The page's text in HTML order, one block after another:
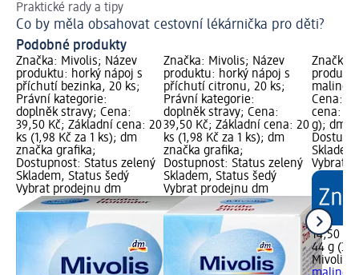
Praktické rady a tipy
Co by měla obsahovat cestovní lékárnička pro děti?
Podobné produkty
Značka: Mivolis; Název
produktu: horký nápoj s
příchutí bezinka, 20 ks;
Právní kategorie:
doplněk stravy; Cena:
39,50 Kč; Základní cena: 20
ks (1,98 Kč za 1 ks); dm
značka grafika;
Dostupnost: Status zelený
Skladem, Status šedý
Vybrat prodejnu dm
Značka: Mivolis; Název
produktu: horký nápoj s
příchutí citronu, 20 ks;
Právní kategorie:
doplněk stravy; Cena:
39,50 Kč; Základní cena: 20
ks (1,98 Kč za 1 ks); dm
značka grafika;
Dostupnost: Status zelený
Skladem, Status šedý
Vybrat prodejnu dm
Značka:
Cena:
cena: 44
g); dm
Vybrat
14,50 Kč
44 g
Mivolis